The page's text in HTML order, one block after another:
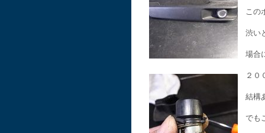
この
渋い
場合
２０
結構
でも